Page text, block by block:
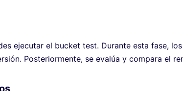
ejecutar el bucket test. Durante esta fase,
Posteriormente, se evalúa y compara el